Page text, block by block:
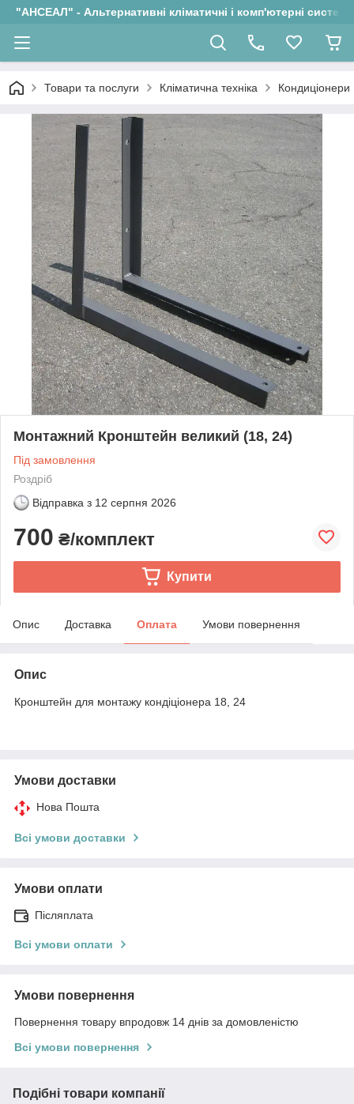
"АНСЕАЛ" - Альтернативні кліматичні і комп'ютерні системи
Товари та послуги Кліматична техніка Кондиціонери
Монтажний Кронштейн великий (18, 24)
Під замовлення
Роздріб
Відправка з 12 серпня 2026
700 ₴/комплект
Купити
Опис Доставка Оплата Умови повернення
Опис
Кронштейн для монтажу кондіціонера 18, 24
Умови доставки
Нова Пошта
Всі умови доставки
Умови оплати
Післяплата
Всі умови оплати
Умови повернення
Повернення товару впродовж 14 днів за домовленістю
Всі умови повернення
Подібні товари компанії